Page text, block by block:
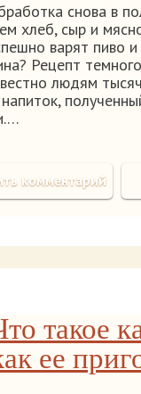
снова в
хлеб, сыр и
варят пиво
Рецепт
людям
комментарий
такое
ее